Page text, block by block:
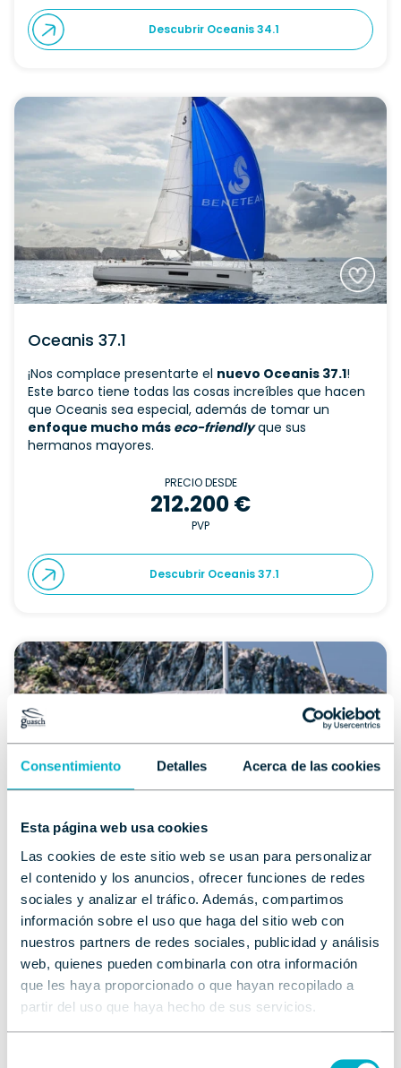
Consentimiento Detalles Acerca de las cookies
Esta página web usa cookies
Las cookies de este sitio web se usan para personalizar
el contenido y los anuncios, ofrecer funciones de redes
sociales y analizar el tráfico. Además, compartimos
información sobre el uso que haga del sitio web con
nuestros partners de redes sociales, publicidad y análisis
web, quienes pueden combinarla con otra información
que les haya proporcionado o que hayan recopilado a
partir del uso que haya hecho de sus servicios.
Descubrir Oceanis 34.1
Oceanis 37.1
¡Nos complace presentarte el nuevo Oceanis 37.1!
Este barco tiene todas las cosas increíbles que hacen
que Oceanis sea especial, además de tomar un
enfoque mucho más eco-friendlyque sus
hermanos mayores.
PRECIO DESDE
212.200 €
PVP
Descubrir Oceanis 37.1
Oceanis 42
Elegancia francesa, innovación y confort para
navegar sin límites.
ElOceanis 42redefine el crucero de 42 pies con un
diseño moderno,cinco configuraciones interiores
excelentes prestaciones a vela y espacios concebidos
lo convierte en una referencia dentro